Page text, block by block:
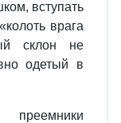
вступать
врага
склон не
одетый в